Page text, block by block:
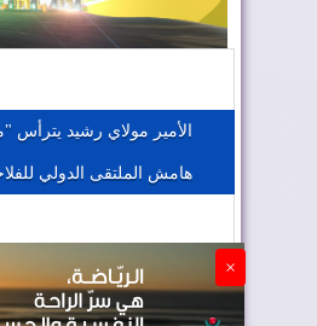
الجزائر تستسلم
الأمير مولاي رشيد يترأس
هامش الملتقى الدولي
×